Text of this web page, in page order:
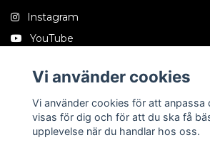
Instagram
YouTube
Tiktok
Vi använder cookies
Vi använder cookies för att anpassa
visas för dig och för att du ska få
upplevelse när du handlar hos oss.